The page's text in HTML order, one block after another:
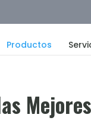
Productos